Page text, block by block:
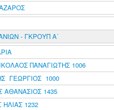
- ΓΚΡΟΥΠ Α΄
ΠΑΝΑΓΙΩΤΗΣ 1006
ΓΕΩΡΓΙΟΣ 1000
1435
1232